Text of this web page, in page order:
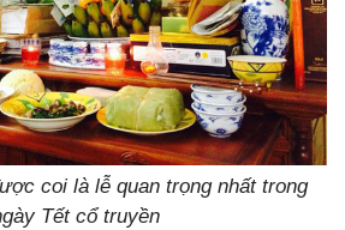
coi là lễ quan trọng nhất trong
Tết cổ truyền